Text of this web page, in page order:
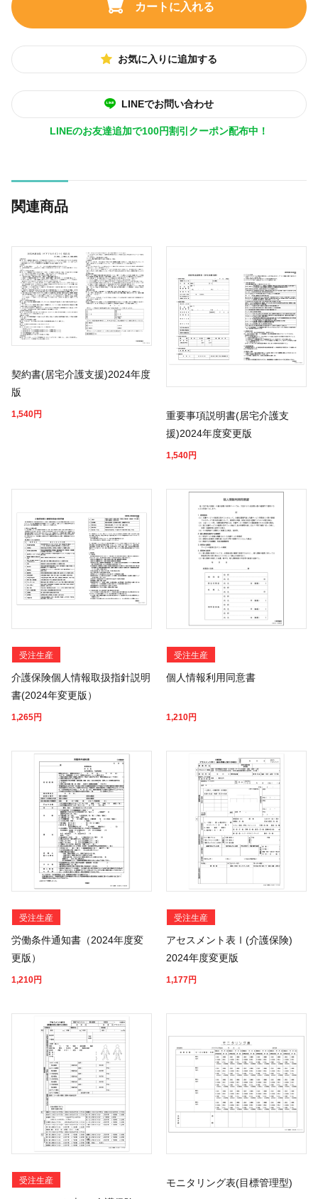
カートに入れる
お気に入りに追加する
LINEでお問い合わせ
LINEのお友達追加で100円割引クーポン配布中！
関連商品
契約書(居宅介護支援)2024年度
版
1,540円
重要事項説明書(居宅介護支
援)2024年度変更版
1,540円
受注生産
介護保険個人情報取扱指針説明
書(2024年変更版）
1,265円
受注生産
個人情報利用同意書
1,210円
受注生産
労働条件通知書（2024年度変
更版）
1,210円
受注生産
アセスメント表Ⅰ(介護保険)
2024年度変更版
1,177円
受注生産 モニタリング表(目標管理型)